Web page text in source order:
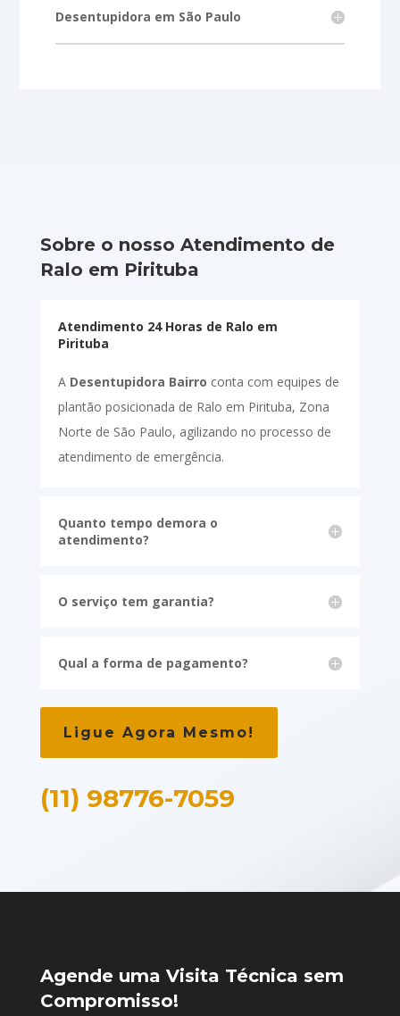
Desentupidora em São Paulo
Sobre o nosso Atendimento de
Ralo em Pirituba
Atendimento 24 Horas de Ralo em
Pirituba
A Desentupidora Bairro conta com equipes de
plantão posicionada de Ralo em Pirituba, Zona
Norte de São Paulo, agilizando no processo de
atendimento de emergência.
Quanto tempo demora o
atendimento?
O serviço tem garantia?
Qual a forma de pagamento?
Ligue Agora Mesmo!
(11) 98776-7059
Agende uma Visita Técnica sem
Compromisso!